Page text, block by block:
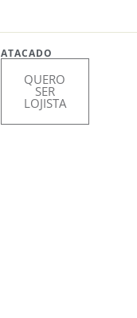
ATACADO
QUERO
SER
LOJISTA